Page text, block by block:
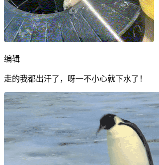
编辑
走的我都出汗了，呀一不小心就下水了！